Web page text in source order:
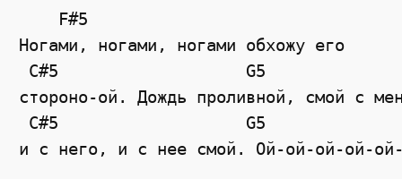
    F#5
Ногами, ногами, ногами обхожу его
C#5                   G5
стороно-ой. Дождь проливной, смой с
C#5                   G5
и с него, и с нее смой. Ой-ой-ой-ой-